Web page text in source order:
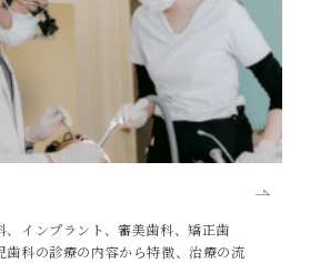
、インプラント、審美歯科、矯正歯
歯科の診療の内容から特徴、治療の流